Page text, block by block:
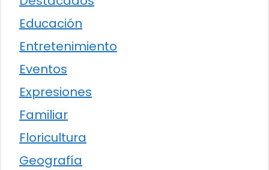
Educación
Entretenimiento
Eventos
Expresiones
Familiar
Floricultura
Geografía